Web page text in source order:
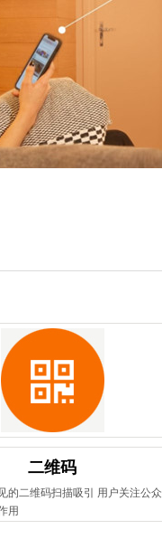
二维码
的二维码扫描吸引 用户关注公众
用